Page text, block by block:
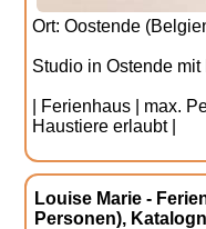
Ort: Oostende
Studio in Ostende mit
| Ferienhaus | max.
Haustiere erlaubt |
Louise Marie -
Personen),